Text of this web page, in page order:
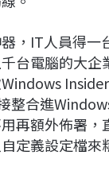
，IT人員得一
台電腦的大企
整合進
再額外佈署，
定義設定檔來